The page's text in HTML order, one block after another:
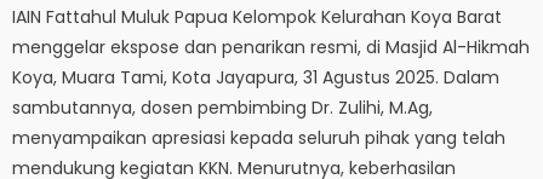
IAIN Fattahul Muluk Papua Kelompok Kelurahan Koya Barat
menggelar ekspose dan penarikan resmi, di Masjid Al-Hikmah
Koya, Muara Tami, Kota Jayapura, 31 Agustus 2025. Dalam
sambutannya, dosen pembimbing Dr. Zulihi, M.Ag,
menyampaikan apresiasi kepada seluruh pihak yang telah
mendukung kegiatan KKN. Menurutnya, keberhasilan